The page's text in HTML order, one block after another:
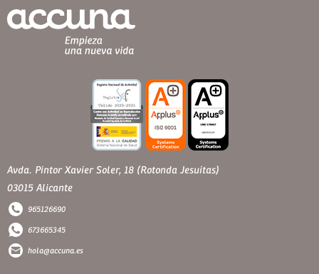
Avda. Pintor Xavier Soler, 18 (Rotonda Jesuitas)
03015 Alicante
965126690
673665345
hola@accuna.es